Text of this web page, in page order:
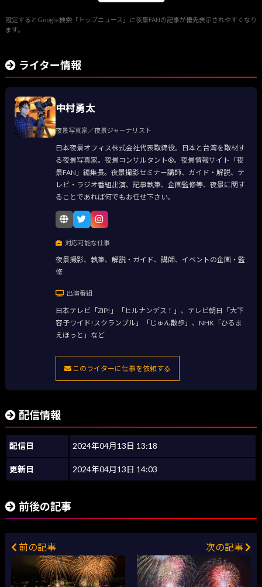
設定するとGoogle検索「トップニュース」に夜景FANの記事が優先表示されやすくなり
ます。
ライター情報
中村勇太
夜景写真家／夜景ジャーナリスト
日本夜景オフィス株式会社代表取締役。日本と台湾を取材す
る夜景写真家。夜景コンサルタント®。夜景情報サイト「夜
景FAN」編集長。夜景撮影セミナー講師、ガイド・解説、テ
レビ・ラジオ番組出演、記事執筆、企画監修等、夜景に関す
ることであれば何でもお任せ下さい。
対応可能な仕事
夜景撮影、執筆、解説・ガイド、講師、イベントの企画・監
修
出演番組
日本テレビ「ZIP!」「ヒルナンデス！」、テレビ朝日「大下
容子ワイド!スクランブル」「じゅん散歩」、NHK「ひるま
えほっと」など
このライターに仕事を依頼する
配信情報
配信日 2024年04月13日 13:18
更新日 2024年04月13日 14:03
前後の記事
前の記事 次の記事